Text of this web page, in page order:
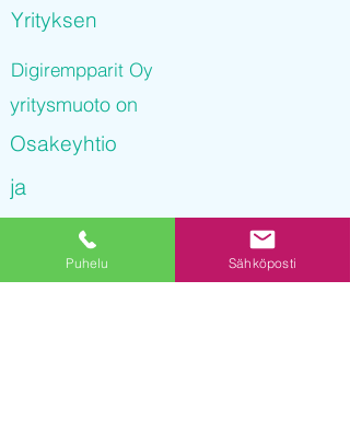
Yrityksen
Digirempparit Oy
yritysmuoto on
Osakeyhtio
ja
Digirempparit Oy
on rekisteröity kaupparekisteriin
Puhelu Sähköposti